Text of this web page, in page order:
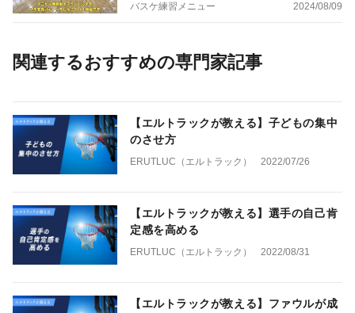
バスケ練習メニュー 2024/08/09
関連するおすすめの専門家記事
【エルトラックが教える】子どもの集中
のさせ方
ERUTLUC（エルトラック） 2022/07/26
【エルトラックが教える】選手の自己肯
定感を高める
ERUTLUC（エルトラック） 2022/08/31
【エルトラックが教える】ファウルが成